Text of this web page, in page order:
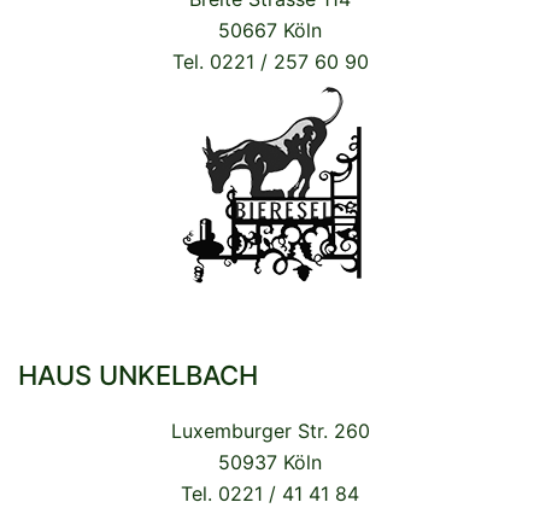
50667 Köln
Tel. 0221 / 257 60 90
HAUS UNKELBACH
Luxemburger Str. 260
50937 Köln
Tel. 0221 / 41 41 84